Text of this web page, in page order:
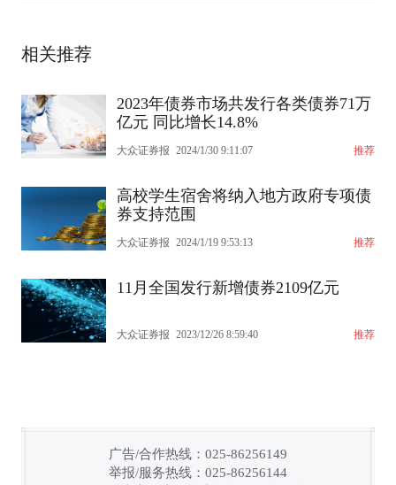
相关推荐
2023年债券市场共发行各类债券71万
亿元 同比增长14.8%
大众证券报 2024/1/30 9:11:07 推荐
高校学生宿舍将纳入地方政府专项债
券支持范围
大众证券报 2024/1/19 9:53:13 推荐
11月全国发行新增债券2109亿元
大众证券报 2023/12/26 8:59:40 推荐
广告/合作热线：025-86256149
举报/服务热线：025-86256144